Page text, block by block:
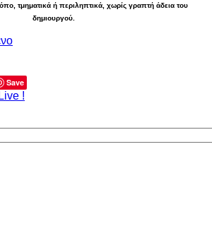
τμηματικά ή περιληπτικά, χωρίς γραπτή άδεια του
δημιουργού.
Save